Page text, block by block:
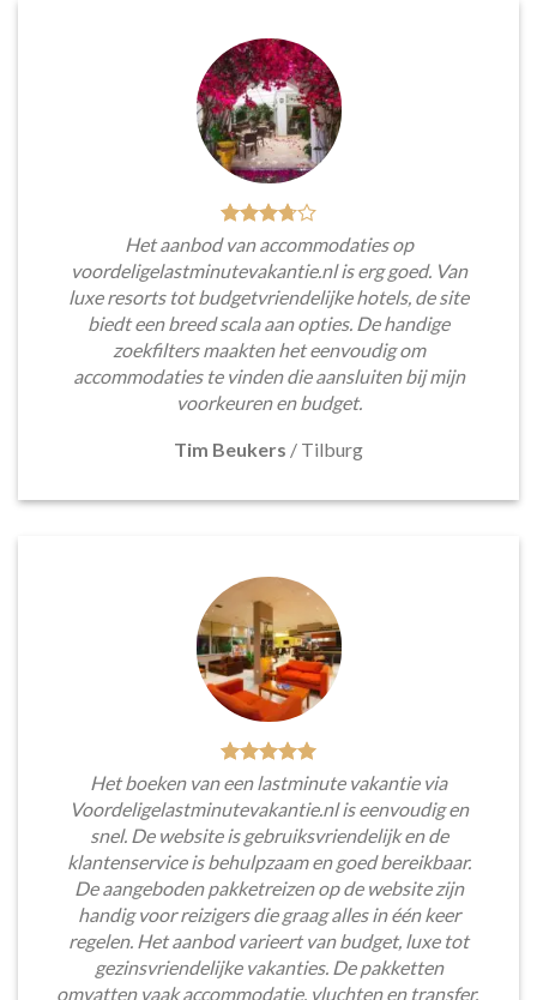
Het aanbod van accommodaties op
voordeligelastminutevakantie.nl is erg goed. Van
luxe resorts tot budgetvriendelijke hotels, de site
biedt een breed scala aan opties. De handige
zoekfilters maakten het eenvoudig om
accommodaties te vinden die aansluiten bij mijn
voorkeuren en budget.
Tim Beukers / Tilburg
Het boeken van een lastminute vakantie via
Voordeligelastminutevakantie.nl is eenvoudig en
snel. De website is gebruiksvriendelijk en de
klantenservice is behulpzaam en goed bereikbaar.
De aangeboden pakketreizen op de website zijn
handig voor reizigers die graag alles in één keer
regelen. Het aanbod varieert van budget, luxe tot
gezinsvriendelijke vakanties. De pakketten
omvatten vaak accommodatie, vluchten en transfer.